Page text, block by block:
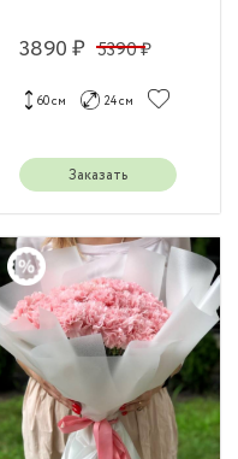
3890 ₽ 5390 ₽
60 см 24 см
Заказать